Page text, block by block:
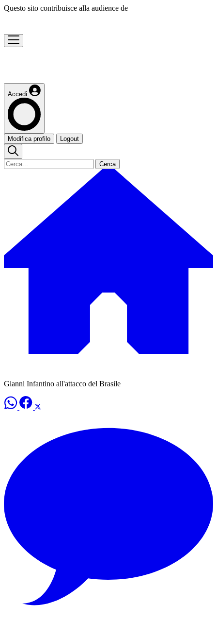
Questo sito contribuisce alla audience de
Accedi
Modifica profilo Logout
Cerca
Gianni Infantino all'attacco del Brasile